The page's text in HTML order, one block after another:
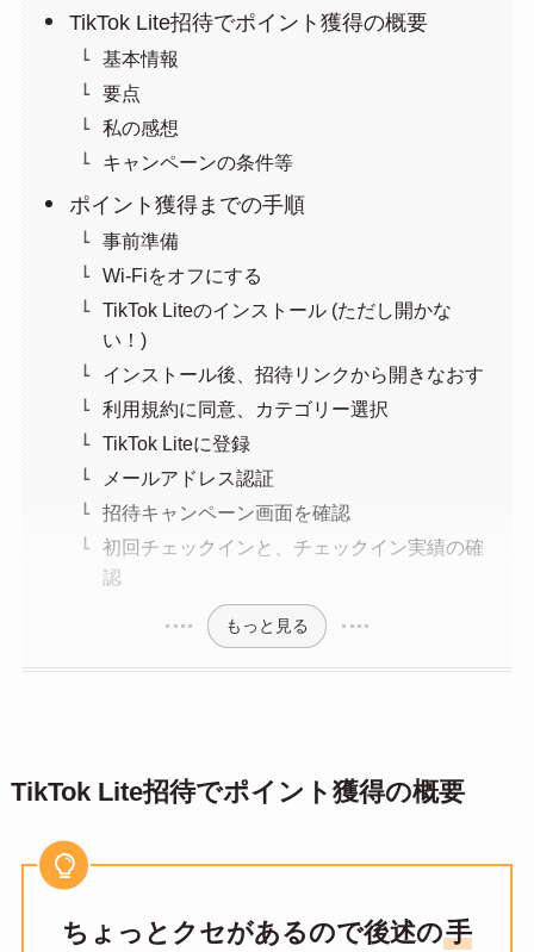
TikTok Lite招待でポイント獲得の概要
基本情報
要点
私の感想
キャンペーンの条件等
ポイント獲得までの手順
事前準備
Wi-Fiをオフにする
TikTok Liteのインストール (ただし開かな
い！)
インストール後、招待リンクから開きなおす
利用規約に同意、カテゴリー選択
TikTok Liteに登録
メールアドレス認証
招待キャンペーン画面を確認
初回チェックインと、チェックイン実績の確
認
もっと見る
TikTok Lite招待でポイント獲得の概要
ちょっとクセがあるので後述の手